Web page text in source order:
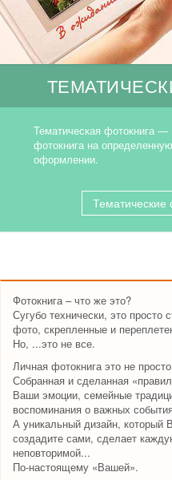
Тематическая фотокнига
фотокнига на
оформлении.
Тематические
Фотокнига – что же это?
Сугубо технически, это просто
фото, скрепленные и
Но, ...это не все.
Личная фотокнига это не
Собранная и сделанная
Ваши эмоции, семейные
воспоминания о важных
А уникальный дизайн,
создадите сами, сделает
неповторимой...
По-настоящему «Вашей».